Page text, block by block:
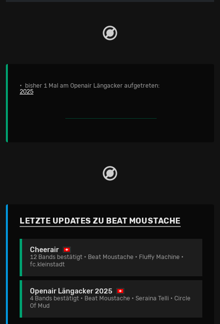
• bisher 1 Mal am Openair Längacker aufgetreten:
2025
LETZTE UPDATES ZU BEAT MOUSTACHE
Cheerair
12 Bands bestätigt • Beat Moustache • Fluffy Machine •
fc.kleinstadt
Openair Längacker 2025
4 Bands bestätigt • Beat Moustache • Seraina Telli • Circle
Of Mud